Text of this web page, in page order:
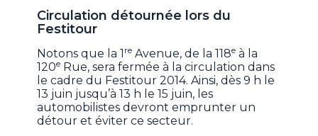
Circulation détournée lors du
Festitour
Notons que la 1 re Avenue, de la 118e à la
120e Rue, sera fermée à la circulation dans
le cadre du Festitour 2014. Ainsi, dès 9 h le
13 juin jusqu’à 13 h le 15 juin, les
automobilistes devront emprunter un
détour et éviter ce secteur.